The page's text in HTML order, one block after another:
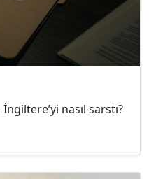
nasıl sarstı?